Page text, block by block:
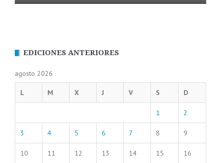
EDICIONES ANTERIORES
agosto 2026
L M X J V S D
1 2
3 4 5 6 7 8 9
10 11 12 13 14 15 16